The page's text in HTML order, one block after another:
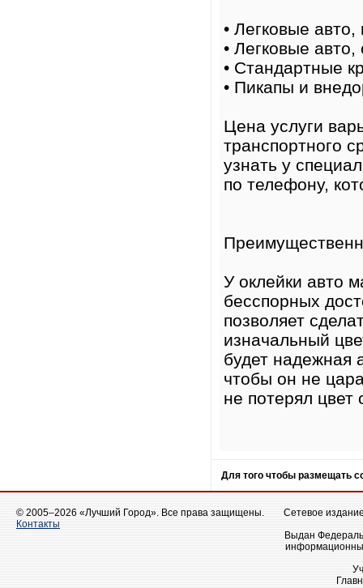
• Легковые
• Легковые
• Стандартные
• Пикапы и
Цена услуги
транспортного
узнать у
по телефону,
У оклейки авто
бесспорных
позволяет
изначальный
будет надежная
чтобы он не
не потерял цвет
Для того чтобы размещать
© 2005–2026 «Лучший Город». Все права защищены.
Контакты
Сетевое
Выдан